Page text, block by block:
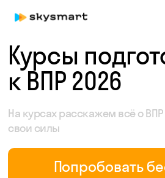
Курсы
к ВПР 2026
На курсах расскажем всё о
свои силы
Попробовать
Skysmart Chat
online